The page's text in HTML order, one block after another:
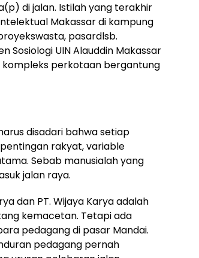
di jalan. Istilah yang terakhir
Makassar di kampung
pasardlsb.
Sosiologi UIN Alauddin Makassar
perkotaan bergantung
disadari bahwa setiap
rakyat, variable
Sebab manusialah yang
jalan raya.
dan PT. Wijaya Karya adalah
kemacetan. Tetapi ada
pedagang di pasar Mandai.
pedagang pernah